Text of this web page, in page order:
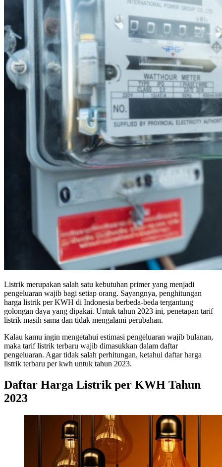
Listrik merupakan salah satu kebutuhan primer yang menjadi
pengeluaran wajib bagi setiap orang. Sayangnya, penghitungan
harga listrik per KWH di Indonesia berbeda-beda tergantung
golongan daya yang dipakai. Untuk tahun 2023 ini, penetapan tarif
listrik masih sama dan tidak mengalami perubahan.
Kalau kamu ingin mengetahui estimasi pengeluaran wajib bulanan,
maka tarif listrik terbaru wajib dimasukkan dalam daftar
pengeluaran. Agar tidak salah perhitungan, ketahui daftar harga
listrik terbaru per kwh untuk tahun 2023.
Daftar Harga Listrik per KWH Tahun
2023